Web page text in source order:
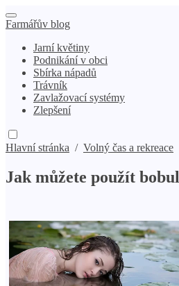
Farmářův blog
Jarní květiny
Podnikání v obci
Sbírka nápadů
Trávník
Zavlažovací systémy
Zlepšení
Hlavní stránka / Volný čas a rekreace
Jak můžete použít